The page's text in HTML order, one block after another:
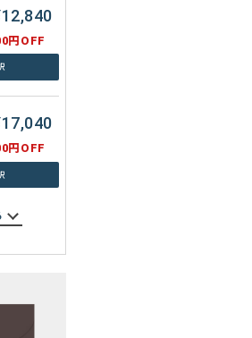
円OFF
円OFF
円OFF
円OFF
円OFF
円OFF
円
円OFF
円
円OFF
円OFF
円OFF
円OFF